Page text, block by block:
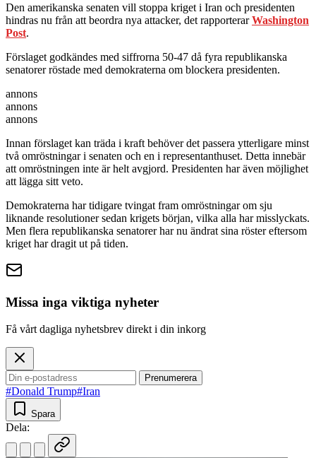
Den amerikanska senaten vill stoppa kriget i Iran och presidenten
hindras nu från att beordra nya attacker, det rapporterarWashington
Post.
Förslaget godkändes med siffrorna 50-47 då fyra republikanska
senatorer röstade med demokraterna om blockera presidenten.
annons
annons
annons
Innan förslaget kan träda i kraft behöver det passera ytterligare minst
två omröstningar i senaten och en i representanthuset. Detta innebär
att omröstningen inte är helt avgjord. Presidenten har även möjlighet
att lägga sitt veto.
Demokraterna har tidigare tvingat fram omröstningar om sju
liknande resolutioner sedan krigets början, vilka alla har misslyckats.
Men flera republikanska senatorer har nu ändrat sina röster eftersom
kriget har dragit ut på tiden.
Missa inga viktiga nyheter
Få vårt dagliga nyhetsbrev direkt i din inkorg
Prenumerera
#Donald Trump#Iran
Spara
Dela: